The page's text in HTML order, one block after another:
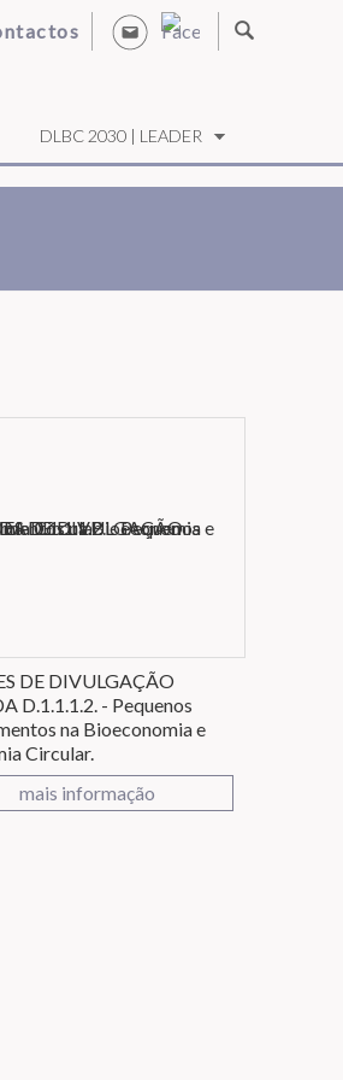
DLBC 2030 | LEADER
DE DIVULGAÇÃO
D.1.1.1.2. - Pequenos
na Bioeconomia e
Circular.
mais informação